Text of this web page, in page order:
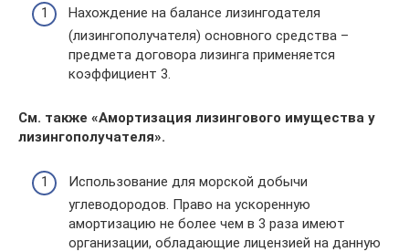
Нахождение на балансе лизингодателя
(лизингополучателя) основного средства –
предмета договора лизинга применяется
коэффициент 3.
См. также «Амортизация лизингового имущества у
лизингополучателя».
Использование для морской добычи
углеводородов. Право на ускоренную
амортизацию не более чем в 3 раза имеют
организации, обладающие лицензией на данную